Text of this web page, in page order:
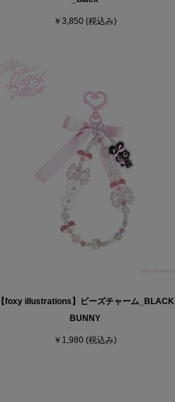
￥3,850(税込み)
【foxy illustrations】ビーズチャーム_BLACK
BUNNY
￥1,980(税込み)